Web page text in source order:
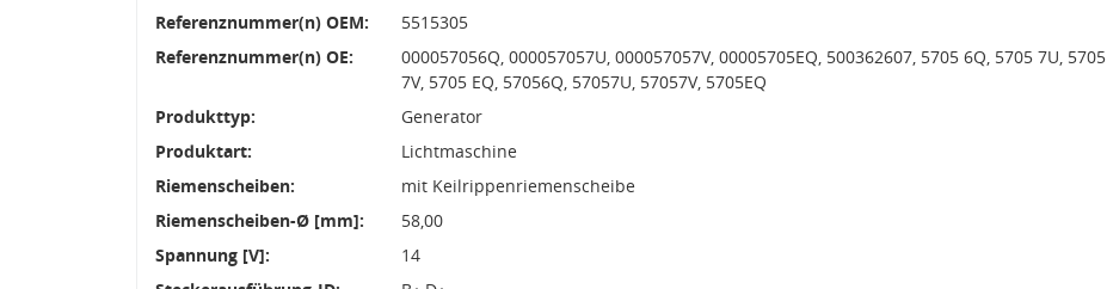
Referenznummer(n) OEM:
5515305
Referenznummer(n) OE:
000057056Q, 000057057U, 000057057V, 00005705EQ, 500362607, 5705 6Q, 5705 7U, 5705
7V, 5705 EQ, 57056Q, 57057U, 57057V, 5705EQ
Produkttyp:
Generator
Produktart:
Lichtmaschine
Riemenscheiben:
mit Keilrippenriemenscheibe
Riemenscheiben-Ø [mm]:
58,00
Spannung [V]:
14